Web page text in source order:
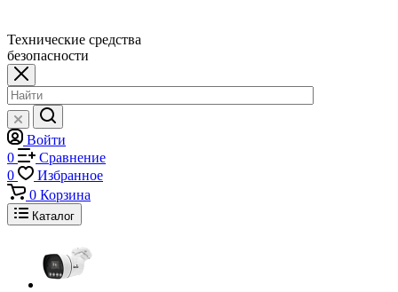
Технические средства
безопасности
Войти
0
Сравнение
0
Избранное
0 Корзина
Каталог